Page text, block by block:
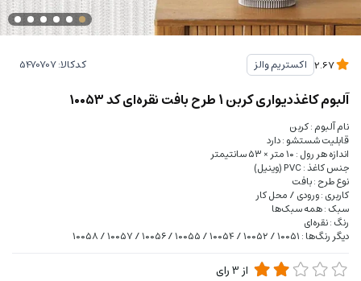
اکستریم والز کدکالا:
آلبوم کاغذدیواری کربن 1 طرح بافت نقره‌ای کد ۱۰۰۵۳
نام آلبوم : کربن
قابلیت شستشو : دارد
اندازه هر رول : ۱۰ متر × ۵۳ سانتیمتر
جنس کاغذ : PVC (وینیل)
نوع طرح : بافت
کاربری : ورودی / محل کار
سبک : همه سبک‌ها
رنگ : نقره‌ای
دیگر رنگ‌ها : ۱۰۰۵۱ / ۱۰۰۵۲ / ۱۰۰۵۴ / ۱۰۰۵۵ / ۱۰۰۵۶ / ۱۰۰۵۷ / ۱۰۰۵۸
از 3رای